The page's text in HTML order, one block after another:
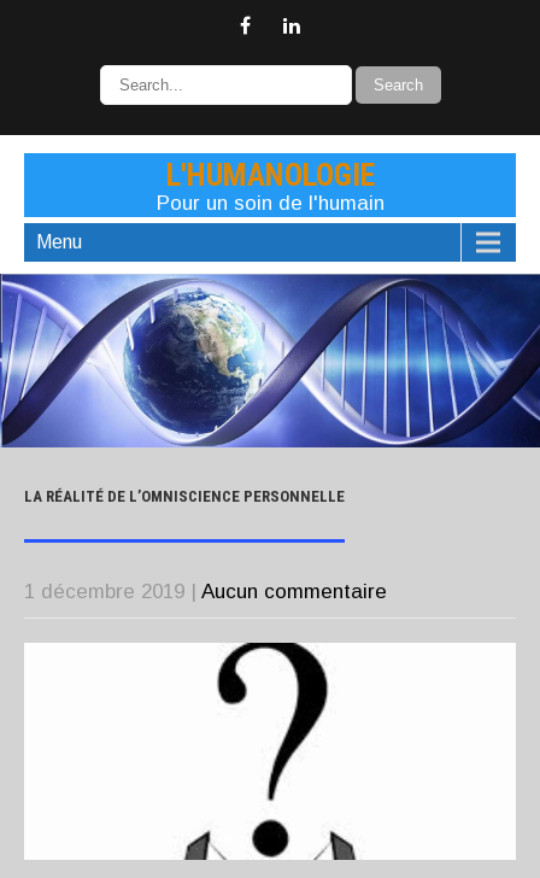
L'HUMANOLOGIE
Pour un soin de l'humain
Menu
LA RÉALITÉ DE L’OMNISCIENCE PERSONNELLE
1 décembre 2019 Aucun commentaire